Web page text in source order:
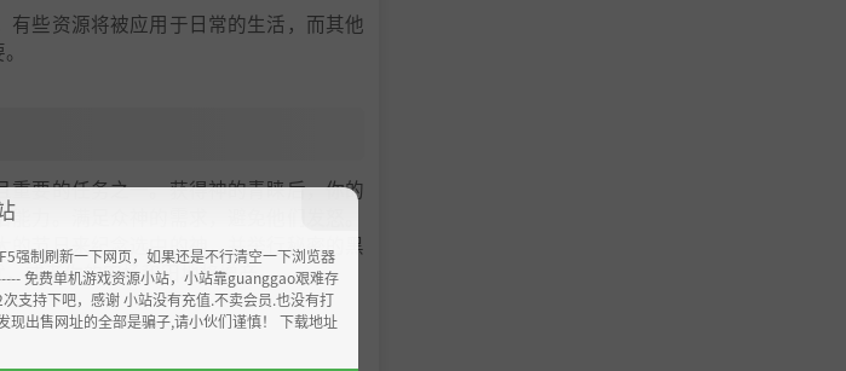
些资源将被应用于日常的生活，而其他
要的任务之一。获得神的青睐后，你的
力。满足众神的需求，避免他们发怒。
节日来纪念选中的神，并举行秘密的黑
或者你的农场和田地将增产。
强制刷新一下网页，如果还是不行清空一下浏览器
免费单机游戏资源小站，小站靠guanggao艰难存
支持下吧，感谢 小站没有充值.不卖会员.也没有打
现出售网址的全部是骗子,请小伙们谨慎！ 下载地址